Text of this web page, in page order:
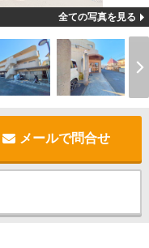
全ての写真を見る
メールで問合せ